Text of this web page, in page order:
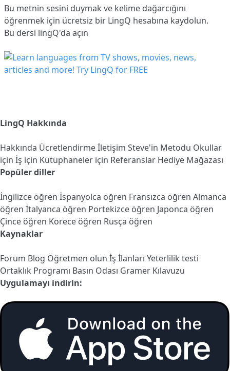
Bu metnin sesini duymak ve kelime dağarcığını
öğrenmek için ücretsiz bir LingQ hesabına kaydolun.
Bu dersi lingQ'da açın
LingQ Hakkında
Hakkında Ücretlendirmeİletişim Steve'in Metodu Okullar
için İş için Kütüphaneler için Referanslar Hediye Mağazası
Popüler diller
İngilizce öğren İspanyolca öğren Fransızca öğren Almanca
öğren İtalyanca öğren Portekizce öğren Japonca öğren
Çince öğren Korece öğren Rusça öğren
Kaynaklar
Forum Blog Öğretmen olun İş İlanları Yeterlilik testi
Ortaklık Programı Basın Odası Gramer Kılavuzu
Uygulamayı indirin: